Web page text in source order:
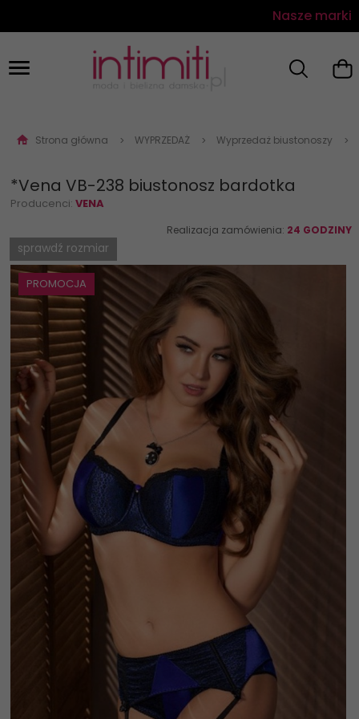
Nasze marki
Strona główna WYPRZEDAŻ Wyprzedaż biustonoszy
*Vena VB-238 biustonosz bardotka
Producenci: VENA
Realizacja zamówienia: 24 GODZINY
sprawdź rozmiar
PROMOCJA